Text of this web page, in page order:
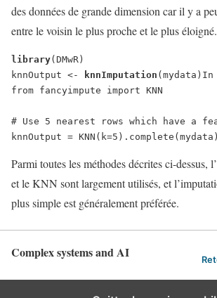
des données de grande dimension car il y a
entre le voisin le plus proche et le plus éloigné.
library(DMwR)
knnOutput <-
knnImputation (mydata) In
from fancyimpute import KNN
# Use 5 nearest rows which have
knnOutput = KNN(k=5).complete(mydata)
Parmi toutes les méthodes décrites ci-dessus,
et le KNN sont largement utilisés, et
plus simple est généralement préférée.
Complex systems and AI